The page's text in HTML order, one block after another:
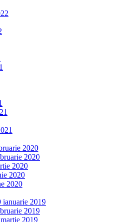
2020
2020
2020
2020
2020
2019
2019
2019